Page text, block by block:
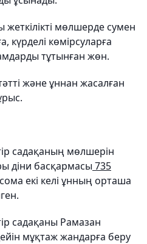
жеткілікті мөлшерде сумен
күрделі көмірсуларға
тұтынған жөн.
және ұннан жасалған
садақаның мөлшерін
діни басқармасы 735
екі келі ұнның орташа
садақаны Рамазан
мұқтаж жандарға беру